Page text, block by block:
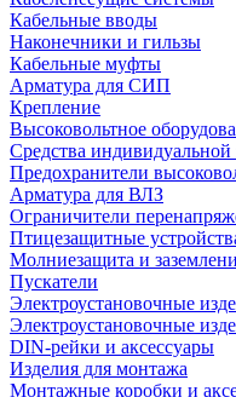
Кабельные вводы
Наконечники и гильзы
Кабельные муфты
Арматура для СИП
Крепление
Высоковольтное
Средства
Предохранители
Арматура для ВЛЗ
Ограничители
Птицезащитные
Молниезащита и
Пускатели
Электроустановочные
Электроустановочные
DIN-рейки и аксессуары
Изделия для монтажа
Монтажные коробки и